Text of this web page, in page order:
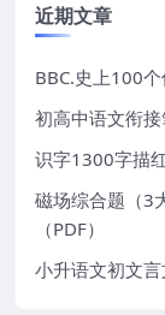
近期文章
BBC.史上100
初高中语文衔
识字1300字描
磁场综合题（3
（PDF）
小升语文初文